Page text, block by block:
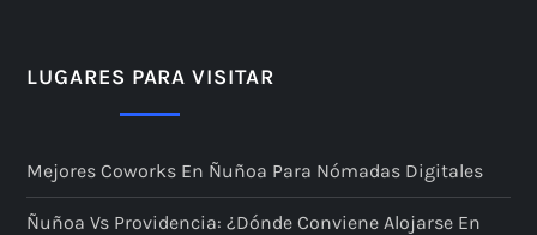
LUGARES PARA VISITAR
Mejores Coworks En Ñuñoa Para Nómadas Digitales
Ñuñoa Vs Providencia: ¿dónde Conviene Alojarse En